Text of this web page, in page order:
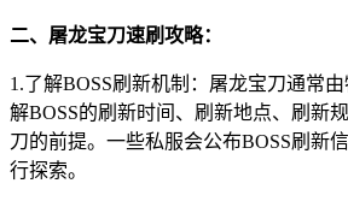
二、屠龙宝刀速刷攻略：
1.了解BOSS刷新机制：屠龙宝刀通常
解BOSS的刷新时间、刷新地点、刷新
刀的前提。一些私服会公布BOSS刷新
行探索。